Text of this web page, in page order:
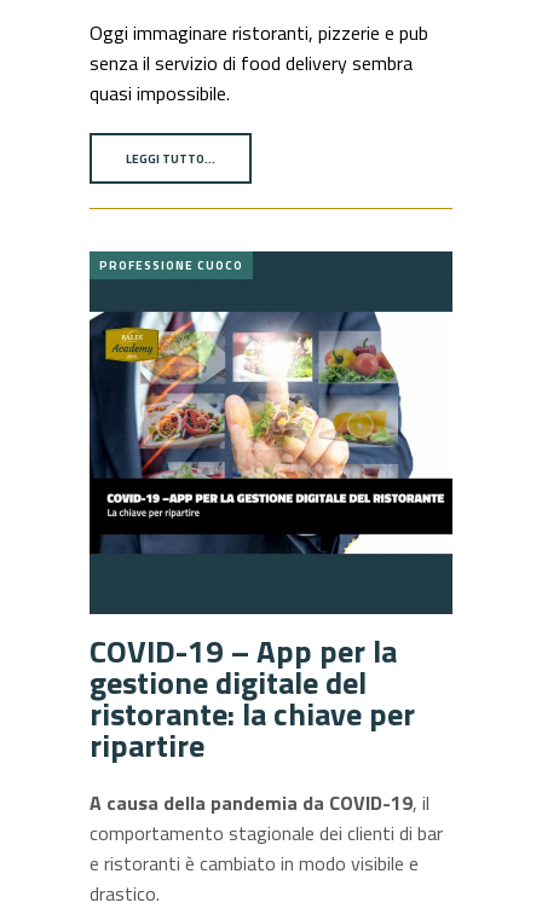
Oggi immaginare ristoranti, pizzerie e pub
senza il servizio di food delivery sembra
quasi impossibile.
LEGGI TUTTO…
PROFESSIONE CUOCO
COVID-19 – App per la
gestione digitale del
ristorante: la chiave per
ripartire
A causa della pandemia da COVID-19, il
comportamento stagionale dei clienti di bar
e ristoranti è cambiato in modo visibile e
drastico.